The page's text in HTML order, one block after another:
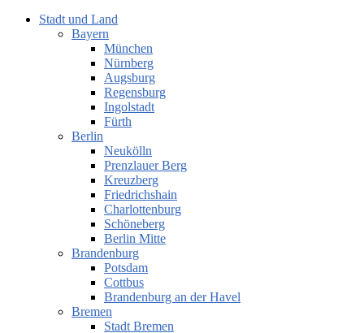
Stadt und Land
Bayern
München
Nürnberg
Augsburg
Regensburg
Ingolstadt
Fürth
Berlin
Neukölln
Prenzlauer Berg
Kreuzberg
Friedrichshain
Charlottenburg
Schöneberg
Berlin Mitte
Brandenburg
Potsdam
Cottbus
Brandenburg an der Havel
Bremen
Stadt Bremen